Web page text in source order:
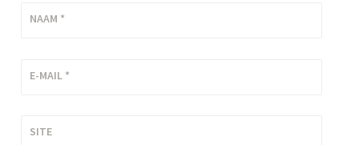
NAAM *
E-MAIL *
SITE